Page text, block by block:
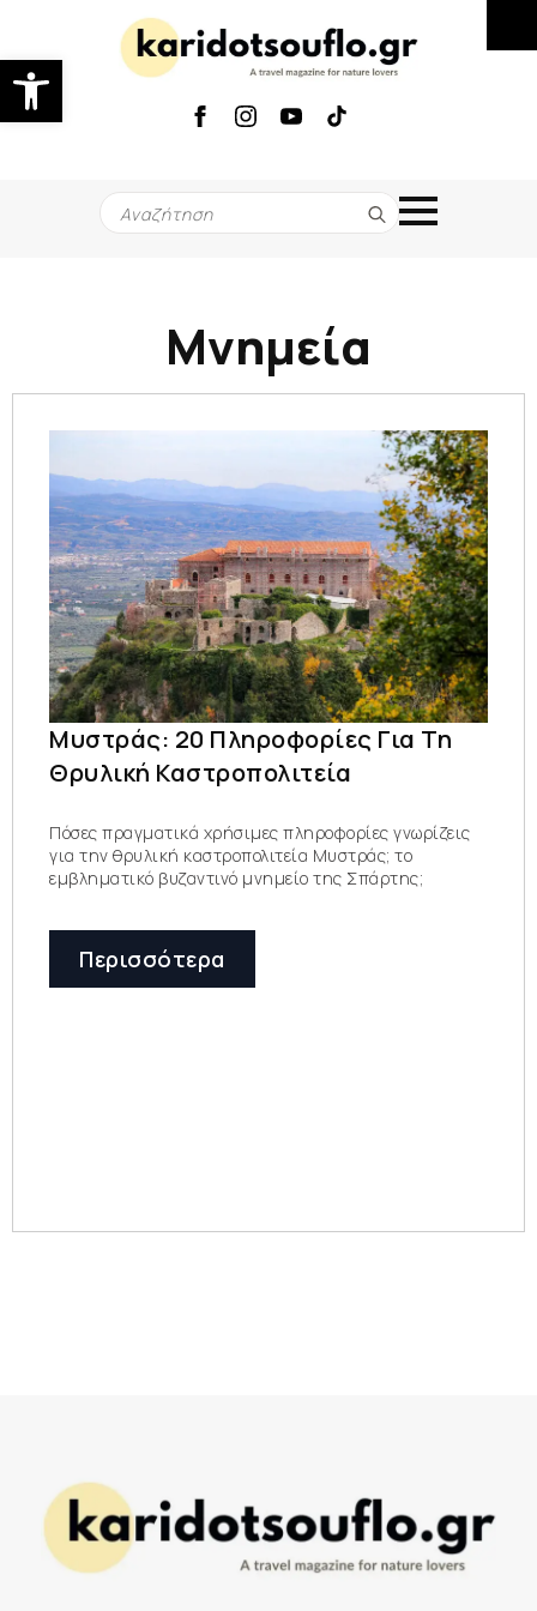
Ανοίξτε τη γραμμή εργαλείων
Search
for:
Μνημεία
Μυστράς: 20 Πληροφορίες Για Τη
Θρυλική Καστροπολιτεία
Πόσες πραγματικά χρήσιμες πληροφορίες γνωρίζεις
για την θρυλική καστροπολιτεία Μυστράς; το
εμβληματικό βυζαντινό μνημείο της Σπάρτης;
Περισσότερα